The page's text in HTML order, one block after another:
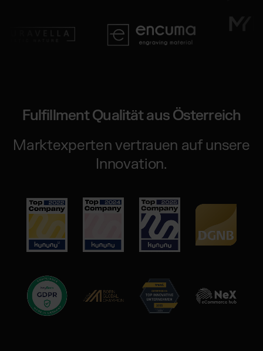
Fulfillment Qualität aus Österreich
Marktexperten vertrauen auf unsere
Innovation.